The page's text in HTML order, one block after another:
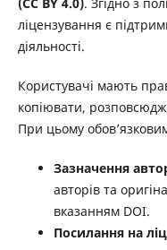
ліцензування є
діяльності.
Користувачі мають
копіювати,
При цьому
Зазначення
авторів та
вказанням DOI.
Посилання на